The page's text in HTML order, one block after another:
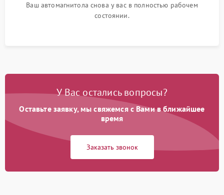
Ваш автомагнитола снова у вас в полностью рабочем
состоянии.
У Вас остались вопросы?
Оставьте заявку, мы свяжемся с Вами в ближайшее
время
Заказать звонок